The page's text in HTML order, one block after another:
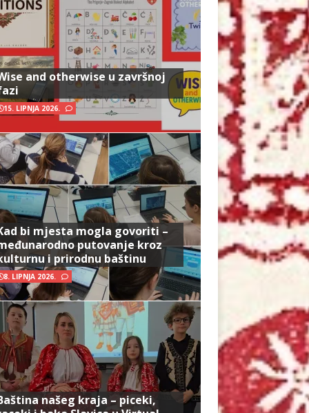
and otherwise u završnoj
15. LIPNJA 2026.
bi mjesta mogla govoriti –
putovanje kroz
i prirodnu baštinu
8. LIPNJA 2026.
našeg kraja – piceki,